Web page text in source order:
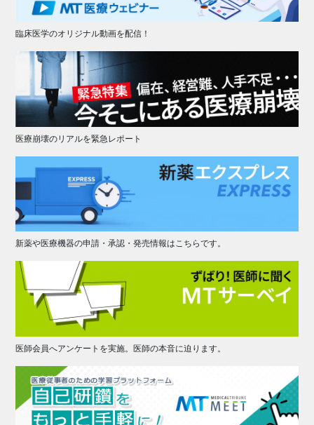
臨床医学のオリジナル動画を配信！
医療崩壊のリアルを緊急レポート
新薬や医療機器の申請・承認・発売情報はこちらです。
医師会員へアンケートを実施。医師の本音に迫ります。